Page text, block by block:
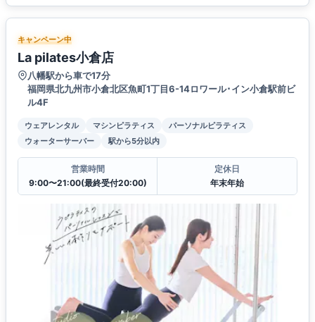
キャンペーン中
La pilates小倉店
八幡駅から車で17分
福岡県北九州市小倉北区魚町1丁目6-14ロワール･イン小倉駅前ビ
ル4F
ウェアレンタル マシンピラティス
パーソナルピラティス
ウォーターサーバー
駅から5分以内
営業時間
9:00〜21:00(最終受付20:00)
定休日
年末年始